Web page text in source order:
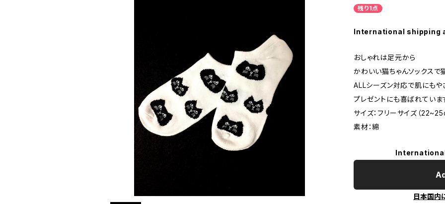
残り1点
International shipping
おしゃれは足元から
かわいい猫ちゃんソックスで
ALLシーズン対応で肌にもや
プレゼントにも喜ばれていま
サイズ：フリーサイズ（
素材：綿
日本国内